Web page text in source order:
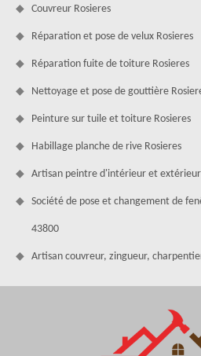
Couvreur Rosieres
Réparation et pose de velux Rosieres
Réparation fuite de toiture Rosieres
Nettoyage et pose de gouttière
Peinture sur tuile et toiture Rosieres
Habillage planche de rive Rosieres
Artisan peintre d'intérieur et extérieur
Société de pose et changement de
43800
Artisan couvreur, zingueur,